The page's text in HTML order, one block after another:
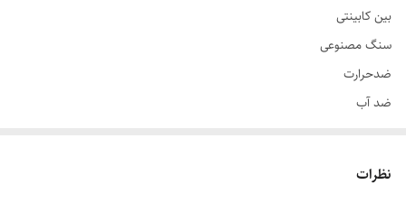
بین کابینتی
سنگ مصنوعی
ضدحرارت
ضد آب
نظرات